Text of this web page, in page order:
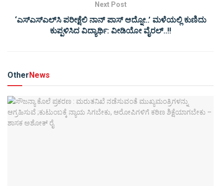
Next Post
‘ಎಸ್​ಎಸ್​ಎಲ್​ಸಿ ಪರೀಕ್ಷೆಲಿ ನಾನ್​ ಪಾಸ್​ ಆದ್ನೋ..’ ಮಳೆಯಲ್ಲಿ ಕುಣಿದು
ಕುಪ್ಪಳಿಸಿದ ವಿದ್ಯಾರ್ಥಿ: ವೀಡಿಯೋ ವೈರಲ್..!!
Other News